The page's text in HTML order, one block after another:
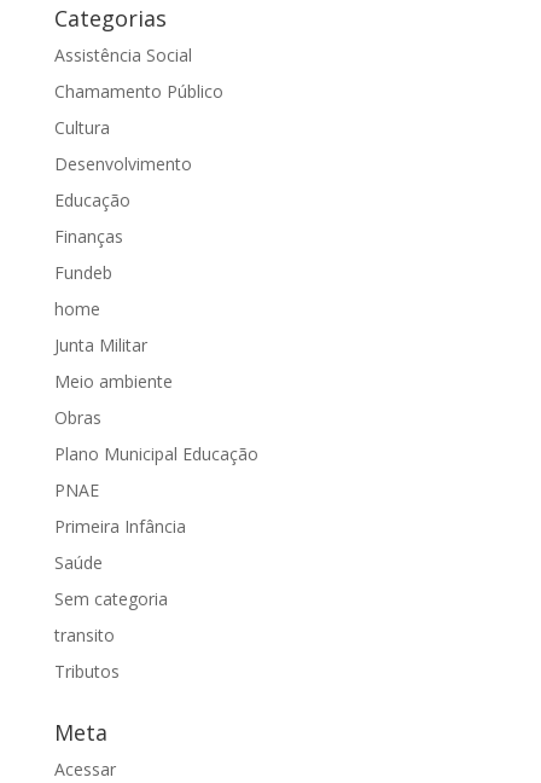
Categorias
Assistência Social
Chamamento Público
Cultura
Desenvolvimento
Educação
Finanças
Fundeb
home
Junta Militar
Meio ambiente
Obras
Plano Municipal Educação
PNAE
Primeira Infância
Saúde
Sem categoria
transito
Tributos
Meta
Acessar